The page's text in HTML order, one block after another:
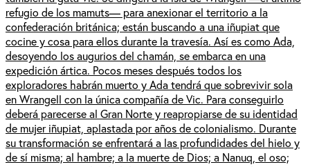
refugio de los mamuts— para anexionar el territorio a la
confederación británica; están buscando a una iñupiat que
cocine y cosa para ellos durante la travesía. Así es como Ada,
desoyendo los augurios del chamán, se embarca en una
expedición ártica. Pocos meses después todos los
exploradores habrán muerto y Ada tendrá que sobrevivir sola
en Wrangell con la única compañía de Vic. Para conseguirlo
deberá parecerse al Gran Norte y reapropiarse de su identidad
de mujer iñupiat, aplastada por años de colonialismo. Durante
su transformación se enfrentará a las profundidades del hielo y
de sí misma; al hambre; a la muerte de Dios; a Nanuq, el oso;